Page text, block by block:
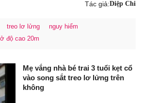
Tác giả:Diệp Chi
treo lơ lửng
nguy hiểm
độ cao 20m
Mẹ vắng nhà bé trai 3 tuổi kẹt cổ
vào song sắt treo lơ lửng trên
không